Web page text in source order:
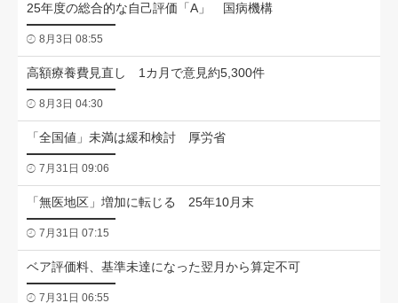
25年度の総合的な自己評価「A」 国病機構
8月3日 08:55
高額療養費見直し 1カ月で意見約5,300件
8月3日 04:30
「全国値」未満は緩和検討 厚労省
7月31日 09:06
「無医地区」増加に転じる 25年10月末
7月31日 07:15
ベア評価料、基準未達になった翌月から算定不可
7月31日 06:55